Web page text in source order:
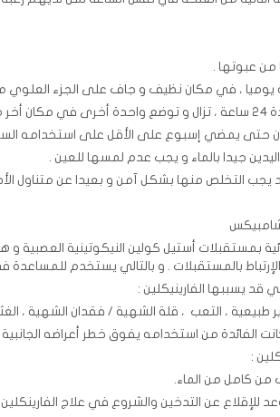
من عبوتها .
، في مكان نظيف و جاف على الجزء العلوي
.
حتى يمضي إسبوع على الأقل على استخدامه
جيدا بالماء و يجب عدم لمسها للعين .
يجب التخلص منها بشكل آمن و بعيدا عن متناول
شامبيكس
بمستقبلات أستيل كولين النيكوتينية
بالمستقبلات . و بالتالي يستخدم
قد يسببها الفارينيكلين :
طبيعية ، التعب ، قلة الشهية / فقدان الشهية ،
الفائدة من استخدامه يفوق خطر أعراضه الجانبية
:
كامل من الماء.
للإقلاع عن التدخين والشروع في علاج